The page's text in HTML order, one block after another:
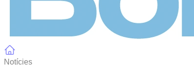
Notícies